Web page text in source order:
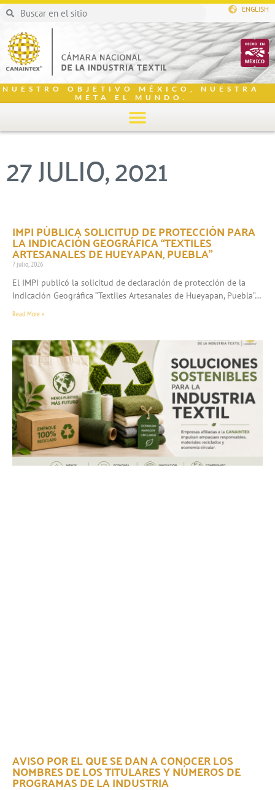
ENGLISH
NUESTRO OBJETIVO MÉXICO, NUESTRA
META EL MUNDO.
27 JULIO, 2021
IMPI PÚBLICA SOLICITUD DE PROTECCIÓN PARA
LA INDICACIÓN GEOGRÁFICA “TEXTILES
ARTESANALES DE HUEYAPAN, PUEBLA”
7 julio, 2026
El IMPI publicó la solicitud de declaración de protección de la
Indicación Geográfica “Textiles Artesanales de Hueyapan, Puebla”…
Read More »
AVISO POR EL QUE SE DAN A CONOCER LOS
NOMBRES DE LOS TITULARES Y NÚMEROS DE
PROGRAMAS DE LA INDUSTRIA